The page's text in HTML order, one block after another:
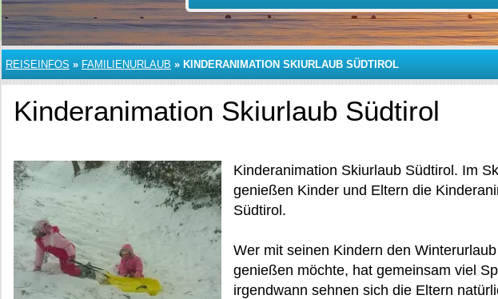
REISEINFOS » FAMILIENURLAUB » KINDERANIMATION SKIURLAUB SÜDTIROL
Kinderanimation Skiurlaub Südtirol
Kinderanimation Skiurlaub Südtirol. Im
genießen Kinder und Eltern die
Südtirol.
Wer mit seinen Kindern den
genießen möchte, hat gemeinsam viel
irgendwann sehnen sich die Eltern